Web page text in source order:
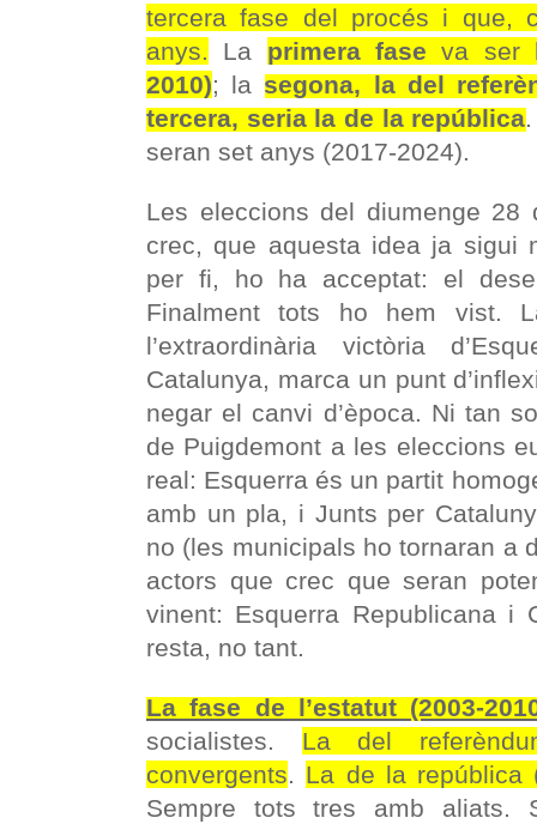
tercera fase del procés i que,
anys. La primera fase va
2010); la segona, la del
tercera, seria la de la república
seran set anys (2017-2024).
Les eleccions del diumenge 28
crec, que aquesta idea ja sigui
per fi, ho ha acceptat: el
Finalment tots ho hem vist.
l’extraordinària victòria
Catalunya, marca un punt
negar el canvi d’època. Ni tan
de Puigdemont a les eleccions
real: Esquerra és un partit
amb un pla, i Junts per
no (les municipals ho tornaran a
actors que crec que seran
vinent: Esquerra Republicana i
resta, no tant.
La fase de l’estatut (2003-
socialistes. La del
convergents. La de la república
Sempre tots tres amb aliats.